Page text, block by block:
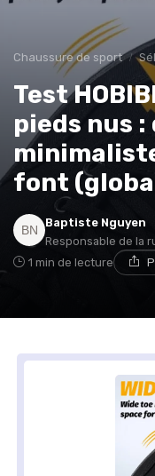
Chaussure de sport
Test
pieds nus
font
Baptiste Nguyen
Responsable de la
1 min de lecture